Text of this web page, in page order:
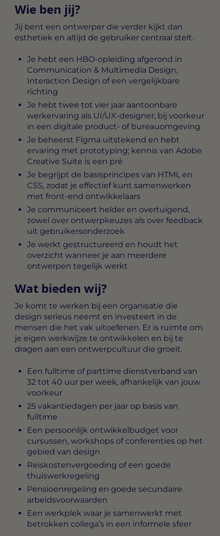
Wie ben jij?
Jij bent een ontwerper die verder kijkt dan
esthetiek en altijd de gebruiker centraal stelt.
Je hebt een HBO-opleiding afgerond in
Communication & Multimedia Design,
Interaction Design of een vergelijkbare
richting
Je hebt twee tot vier jaar aantoonbare
werkervaring als UI/UX-designer, bij voorkeur
in een digitale product- of bureauomgeving
Je beheerst Figma uitstekend en hebt
ervaring met prototyping; kennis van Adobe
Creative Suite is een pré
Je begrijpt de basisprincipes van HTML en
CSS, zodat je effectief kunt samenwerken
met front-end ontwikkelaars
Je communiceert helder en overtuigend,
zowel over ontwerpkeuzes als over feedback
uit gebruikersonderzoek
Je werkt gestructureerd en houdt het
overzicht wanneer je aan meerdere
ontwerpen tegelijk werkt
Wat bieden wij?
Je komt te werken bij een organisatie die
design serieus neemt en investeert in de
mensen die het vak uitoefenen. Er is ruimte om
je eigen werkwijze te ontwikkelen en bij te
dragen aan een ontwerpcultuur die groeit.
Een fulltime of parttime dienstverband van
32 tot 40 uur per week, afhankelijk van jouw
voorkeur
25 vakantiedagen per jaar op basis van
fulltime
Een persoonlijk ontwikkelbudget voor
cursussen, workshops of conferenties op het
gebied van design
Reiskostenvergoeding of een goede
thuiswerkregeling
Pensioenregeling en goede secundaire
arbeidsvoorwaarden
Een werkplek waar je samenwerkt met
betrokken collega’s in een informele sfeer